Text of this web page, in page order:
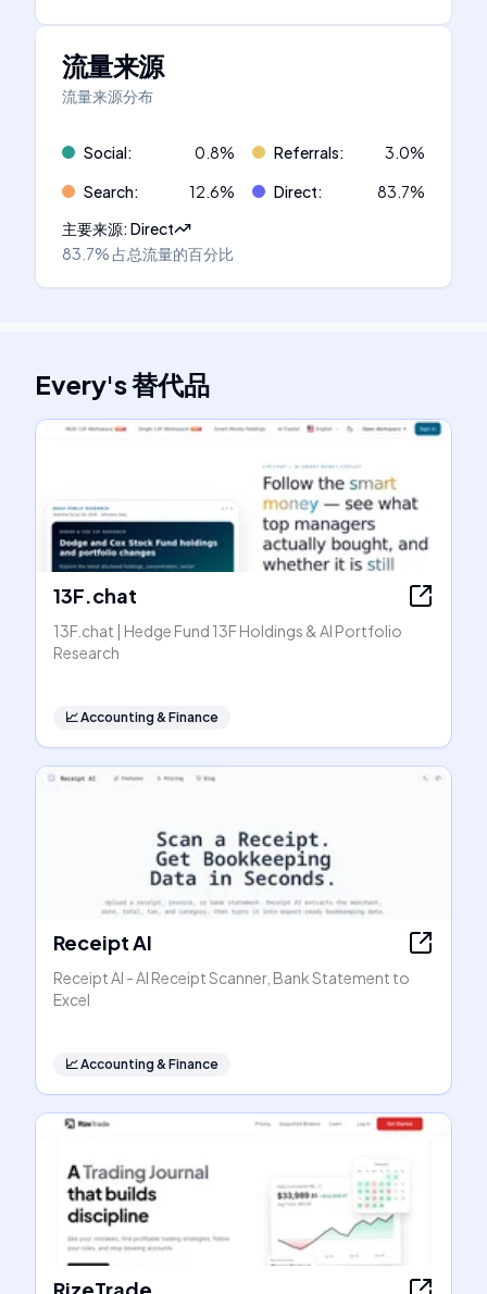
流量来源
流量来源分布
Social: 0.8% Referrals: 3.0%
Search: 12.6% Direct: 83.7%
主要来源:Direct
83.7%占总流量的百分比
Every's替代品
13F.chat
13F.chat | Hedge Fund 13F Holdings & AI Portfolio
Research
📈Accounting & Finance
Receipt AI
Receipt AI - AI Receipt Scanner, Bank Statement to
Excel
📈Accounting & Finance